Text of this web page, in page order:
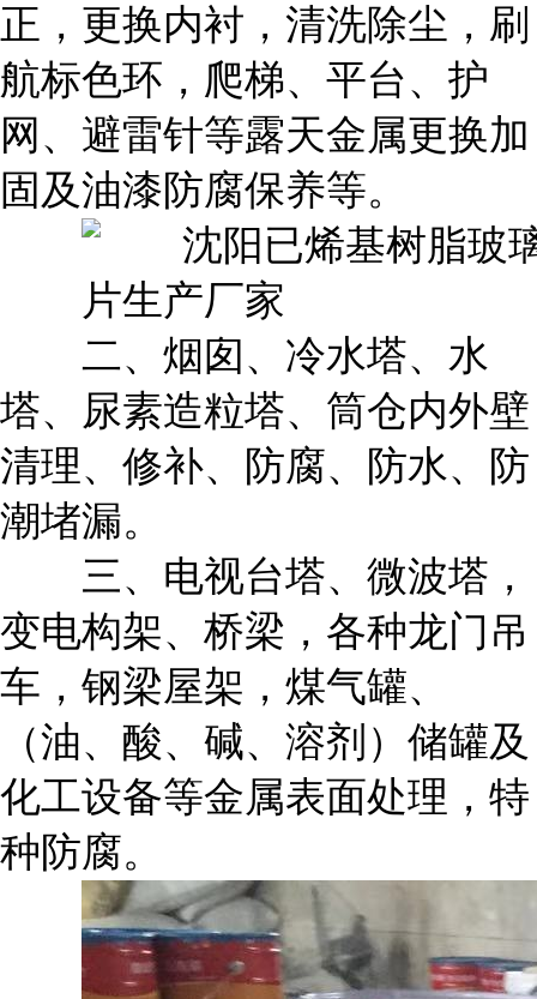
正，更换内衬，清洗除尘，刷
航标色环，爬梯、平台、护
网、避雷针等露天金属更换加
固及油漆防腐保养等。
二、烟囱、冷水塔、水
塔、尿素造粒塔、筒仓内外壁
清理、修补、防腐、防水、防
潮堵漏。
三、电视台塔、微波塔，
变电构架、桥梁，各种龙门吊
车，钢梁屋架，煤气罐、
（油、酸、碱、溶剂）储罐及
化工设备等金属表面处理，特
种防腐。